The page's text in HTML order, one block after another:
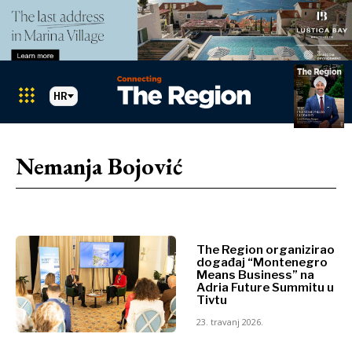
Albanija
BiH
Hrvatska
Kosovo*
Crna Gora
Albanija
BiH
Crna Gora
Sjeverna
Makedonija
Srbija
Slovenija
HR
Nemanja Bojović
The Region organizirao
događaj “Montenegro
Means Business” na
Adria Future Summitu u
Tivtu
23. travanj 2026.